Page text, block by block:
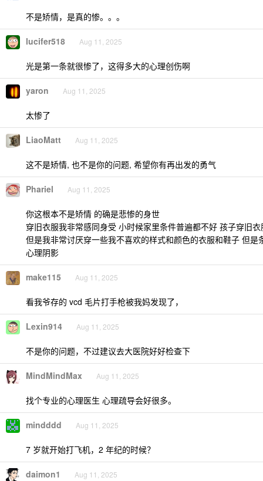
不是矫情，是真的惨。。。
lucifer518 Aug 11, 2025
光是第一条就很惨了，这得多大的心理创伤啊
yaron Aug 11, 2025
太惨了
LiaoMatt Aug 11, 2025
这不是矫情, 也不是你的问题, 希望你有再出发的勇气
Phariel Aug 11, 2025
你这根本不是矫情 的确是悲惨的身世
穿旧衣服我非常感同身受 小时候家里条件普遍都不好 孩子穿旧
但是我非常讨厌穿一些我不喜欢的样式和颜色的衣服和鞋子 但是
心理阴影
make115 Aug 11, 2025
看我爷存的 vcd 毛片打手枪被我妈发现了，
Lexin914 Aug 11, 2025
不是你的问题，不过建议去大医院好好检查下
MindMindMax Aug 11, 2025
找个专业的心理医生 心理疏导会好很多。
mindddd Aug 11, 2025
7 岁就开始打飞机，2 年纪的时候？
daimon1 Aug 11, 2025